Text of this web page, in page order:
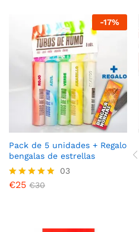
-17%
Pack de 5 unidades + Regalo
bengalas de estrellas
Valorado en
03
€25 €30